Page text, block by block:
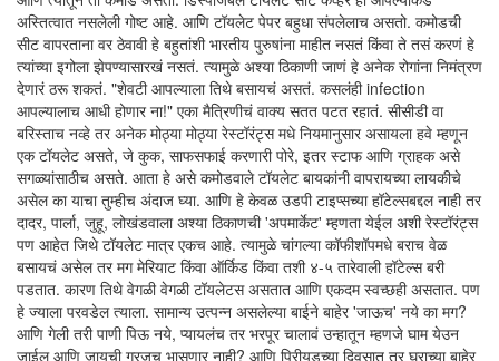
अस्तित्वात नसलेली गोष्ट आहे. आणि टॉयलेट पेपर बहुधा संपलेलाच असतो. कमोडची
सीट वापरताना वर ठेवावी हे बहुतांशी भारतीय पुरुषांना माहीत नसतं किंवा ते तसं करणं हे
त्यांच्या इगोला झेपण्यासारखं नसतं. त्यामुळे अश्या ठिकाणी जाणं हे अनेक रोगांना निमंत्रण
देणारं ठरू शकतं. "शेवटी आपल्याला तिथे बसायचं असतं. कसलंही infection
आपल्यालाच आधी होणार ना!" एका मैत्रिणीचं वाक्य सतत पटत रहातं. सीसीडी वा
बरिस्ताच नव्हे तर अनेक मोठ्या मोठ्या रेस्टॉरंट्स मधे नियमानुसार असायला हवे म्हणून
एक टॉयलेट असते, जे कुक, साफसफाई करणारी पोरे, इतर स्टाफ आणि ग्राहक असे
सगळ्यांसाठीच असते. आता हे असे कमोडवाले टॉयलेट बायकांनी वापरायच्या लायकीचे
असेल का याचा तुम्हीच अंदाज घ्या. आणि हे केवळ उडपी टाइप्सच्या हॉटेल्सबद्दल नाही तर
दादर, पार्ला, जुहू, लोखंडवाला अश्या ठिकाणची 'अपमार्केट' म्हणता येईल अशी रेस्टॉरंट्स
पण आहेत जिथे टॉयलेट मात्र एकच आहे. त्यामुळे चांगल्या कॉफीशॉपमधे बराच वेळ
बसायचं असेल तर मग मेरियाट किंवा ऑर्किड किंवा तशी ४-५ तारेवाली हॉटेल्स बरी
पडतात. कारण तिथे वेगळी वेगळी टॉयलेटस असतात आणि एकदम स्वच्छही असतात. पण
हे ज्याला परवडेल त्याला. सामान्य उत्पन्न असलेल्या बाईने बाहेर 'जाऊच' नये का मग?
आणि गेली तरी पाणी पिऊ नये, प्यायलंच तर भरपूर चालावं उन्हातून म्हणजे घाम येउन
जाईल आणि जायची गरजच भासणार नाही? आणि पिरीयडच्या दिवसात तर घराच्या बाहेर